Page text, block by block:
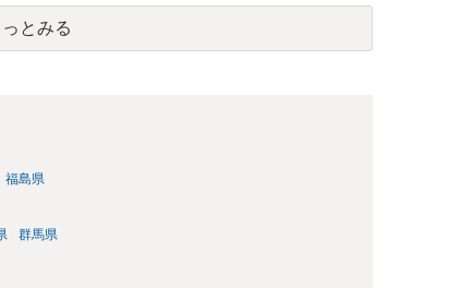
例違反になることもあります）。2度としないことを
っとみる
福島県
群馬県